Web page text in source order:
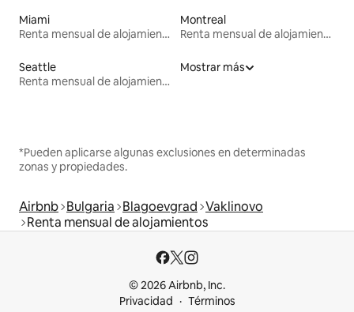
Miami
Renta mensual de alojamientos
Montreal
Renta mensual de alojamientos
Seattle
Renta mensual de alojamientos
Mostrar más
*Pueden aplicarse algunas exclusiones en determinadas
zonas y propiedades.
Airbnb Bulgaria Blagoevgrad Vaklinovo
Renta mensual de alojamientos
© 2026 Airbnb, Inc.
Privacidad
Términos